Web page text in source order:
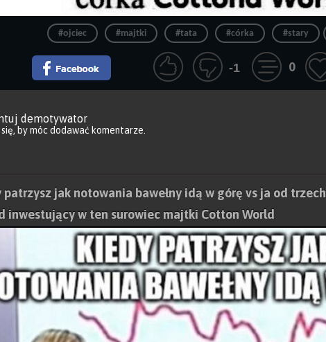
#ojciec #majtki #tata #córka #stary
-1 0
demotywator
, by móc dodawać komentarze.
patrzysz jak notowania bawełny idą w górę vs ja od trzech
inwestujący w ten surowiec majtki Cotton World